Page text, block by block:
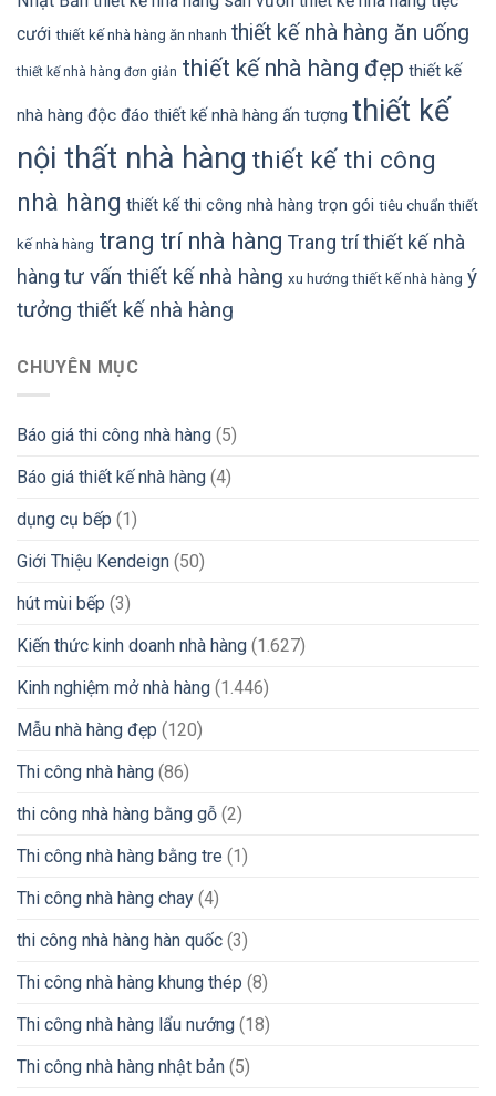
cưới thiết kế nhà hàng ăn nhanh thiết kế nhà hàng ăn uống
thiết kế nhà hàng đơn giản thiết kế nhà hàng đẹp thiết kế
nhà hàng độc đáo thiết kế nhà hàng ấn tượng thiết kế
nội thất nhà hàng thiết kế thi công
nhà hàng thiết kế thi công nhà hàng trọn gói tiêu chuẩn thiết
kế nhà hàng trang trí nhà hàng Trang trí thiết kế nhà
hàng tư vấn thiết kế nhà hàng xu hướng thiết kế nhà hàng ý
tưởng thiết kế nhà hàng
CHUYÊN MỤC
Báo giá thi công nhà hàng (5)
Báo giá thiết kế nhà hàng (4)
dụng cụ bếp (1)
Giới Thiệu Kendeign (50)
hút mùi bếp (3)
Kiến thức kinh doanh nhà hàng (1.627)
Kinh nghiệm mở nhà hàng (1.446)
Mẫu nhà hàng đẹp (120)
Thi công nhà hàng (86)
thi công nhà hàng bằng gỗ (2)
Thi công nhà hàng bằng tre (1)
Thi công nhà hàng chay (4)
thi công nhà hàng hàn quốc (3)
Thi công nhà hàng khung thép (8)
Thi công nhà hàng lẩu nướng (18)
Thi công nhà hàng nhật bản (5)